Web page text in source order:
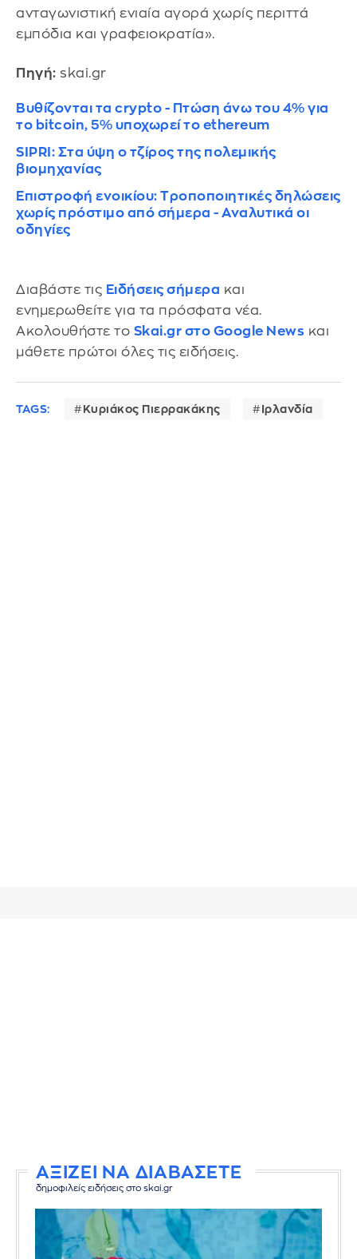
ανταγωνιστική ενιαία αγορά χωρίς περιττά
εμπόδια και γραφειοκρατία».
Πηγή: skai.gr
Βυθίζονται τα crypto - Πτώση άνω του 4% για
το bitcoin, 5% υποχωρεί το ethereum
SIPRI: Στα ύψη ο τζίρος της πολεμικής
βιομηχανίας
Επιστροφή ενοικίου: Tροποποιητικές δηλώσεις
χωρίς πρόστιμο από σήμερα - Αναλυτικά οι
οδηγίες
Διαβάστε τις Ειδήσεις σήμερα και
ενημερωθείτε για τα πρόσφατα νέα.
Ακολουθήστε το Skai.gr στο Google News και
μάθετε πρώτοι όλες τις ειδήσεις.
TAGS: Κυριάκος Πιερρακάκης Ιρλανδία
ΑΞΙΖΕΙ ΝΑ ΔΙΑΒΑΣΕΤΕ
δημοφιλείς ειδήσεις στο skai.gr